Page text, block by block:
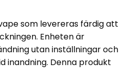
som levereras färdig att
Enheten är
utan inställningar och
inandning. Denna produkt